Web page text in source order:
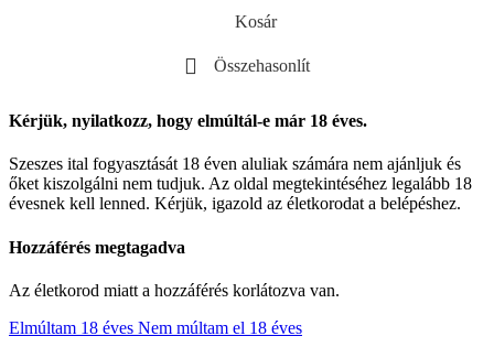
Kosár
Összehasonlít
Kérjük, nyilatkozz, hogy elmúltál-e már 18 éves.
Szeszes ital fogyasztását 18 éven aluliak számára nem ajánljuk és
őket kiszolgálni nem tudjuk. Az oldal megtekintéséhez legalább 18
évesnek kell lenned. Kérjük, igazold az életkorodat a belépéshez.
Hozzáférés megtagadva
Az életkorod miatt a hozzáférés korlátozva van.
Elmúltam 18 éves Nem múltam el 18 éves